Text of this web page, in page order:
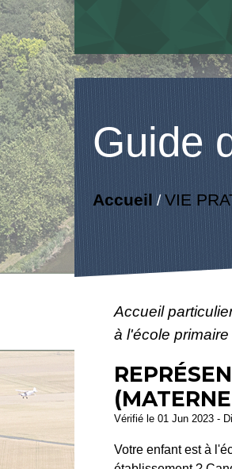
Guide
Accueil /VIE
Accueil
à l'école
Vérifié le 01 Jun 2023 -
Votre enfant est à